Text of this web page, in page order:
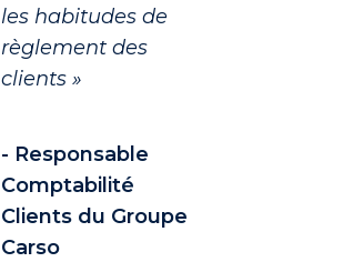
les habitudes de
règlement des
clients »
- Responsable
Comptabilité
Clients du Groupe
Carso